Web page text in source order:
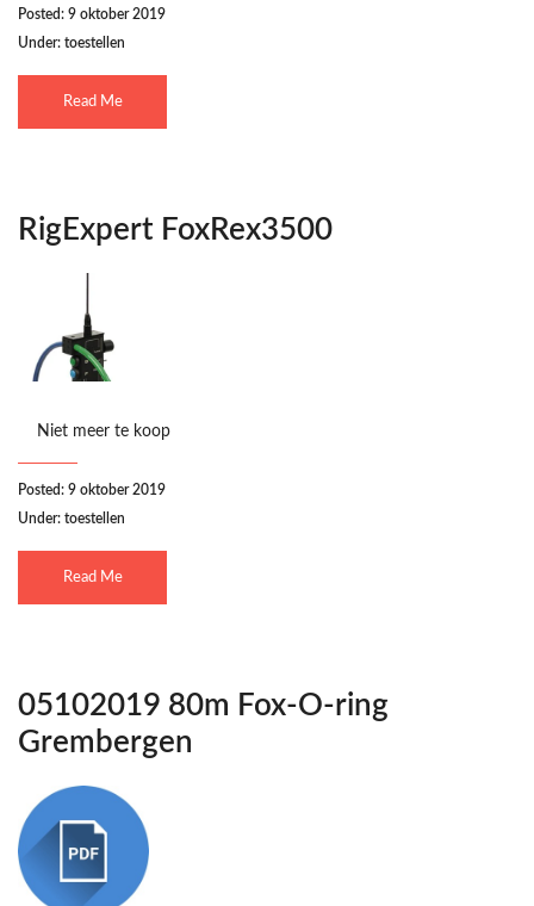
Posted: 9 oktober 2019
Under: toestellen
Read Me
RigExpert FoxRex3500
Niet meer te koop
Posted: 9 oktober 2019
Under: toestellen
Read Me
05102019 80m Fox-O-ring
Grembergen